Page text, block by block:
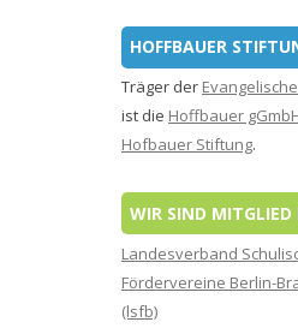
HOFFBAUER
Träger der
ist die Hoffbauer
Hofbauer Stiftung.
WIR SIND MITGLIED
Landesverband
Fördervereine Berlin-
(lsfb)